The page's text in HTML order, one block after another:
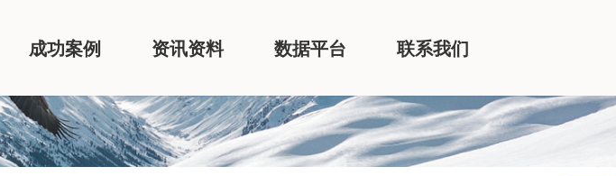
成功案例 资讯资料 数据平台 联系我们